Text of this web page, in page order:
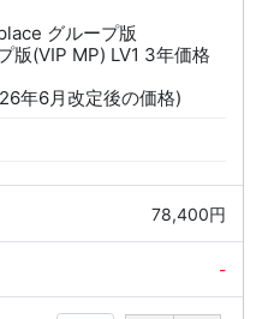
グループ版
版(VIP MP) LV1 3年価格
年6月改定後の価格)
78,400円
-